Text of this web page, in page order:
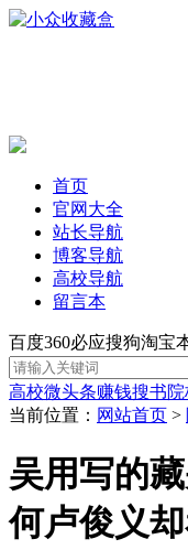
首页
官网大全
站长导航
博客导航
高校导航
留言本
百度360必应搜狗淘宝
高校微头条赚钱搜书
当前位置： 网站首页 >
吴用写的
何卢俊义